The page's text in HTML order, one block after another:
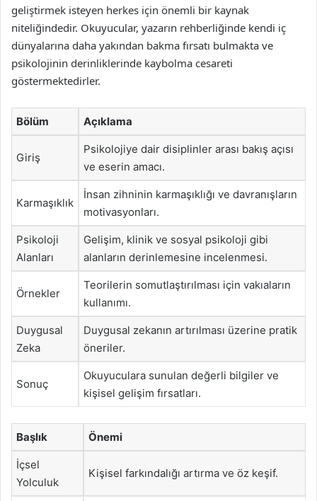
geliştirmek isteyen herkes için önemli bir kaynak
niteliğindedir. Okuyucular, yazarın rehberliğinde kendi iç
dünyalarına daha yakından bakma fırsatı bulmakta ve
psikolojinin derinliklerinde kaybolma cesareti
göstermektedirler.
Bölüm Açıklama
Giriş
Psikolojiye dair disiplinler arası bakış açısı
ve eserin amacı.
Karmaşıklık
İnsan zihninin karmaşıklığı ve davranışların
motivasyonları.
Psikoloji
Alanları
Gelişim, klinik ve sosyal psikoloji gibi
alanların derinlemesine incelenmesi.
Örnekler
Teorilerin somutlaştırılması için vakıaların
kullanımı.
Duygusal
Zeka
Duygusal zekanın artırılması üzerine pratik
öneriler.
Sonuç
Okuyuculara sunulan değerli bilgiler ve
kişisel gelişim fırsatları.
Başlık Önemi
İçsel
Yolculuk
Kişisel farkındalığı artırma ve öz keşif.